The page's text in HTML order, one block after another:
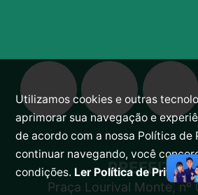
Praça Lourival Monte, nº
Utilizamos cookies e outras
aprimorar sua navegação e
de acordo com a nossa Política de
continuar navegando, você
condições. Ler Política de